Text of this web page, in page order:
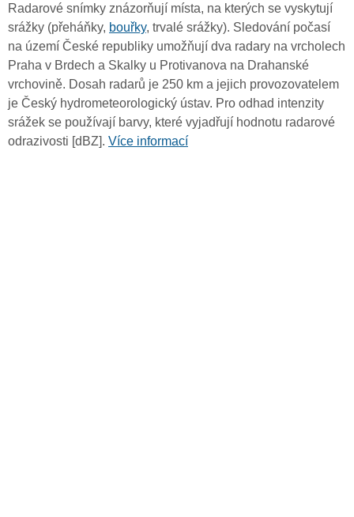
Radarové snímky znázorňují místa, na kterých se vyskytují
srážky (přeháňky, bouřky, trvalé srážky). Sledování počasí
na území České republiky umožňují dva radary na vrcholech
Praha v Brdech a Skalky u Protivanova na Drahanské
vrchovině. Dosah radarů je 250 km a jejich provozovatelem
je Český hydrometeorologický ústav. Pro odhad intenzity
srážek se používají barvy, které vyjadřují hodnotu radarové
odrazivosti [dBZ]. Více informací